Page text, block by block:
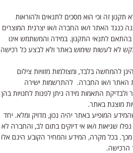
זה וכי הוא מסכים לתנאים ולהוראות
כנגד האתר ו/או החברה ו/או יצרנית המוצרים
לתנאי התקנון. במידה והמשתמש אינו
לא לעשות שימוש באתר ולא לבצע כל רכישה
להמחשה בלבד, ומצולמות מזוויות צילום
האתר ו/או החברה. להתרשמות ישירה
התאמות מידה ניתן לפנות לחנויות בהן
מוצגת באתר.
המופיע באתר יהיה נכון, מדויק ומלא. יחד
שגיאות ו/או אי דיוקים בתום לב, והחברה לא
בכל מקרה, המידע והמחיר הקובע הינם אלו
הרכישה.